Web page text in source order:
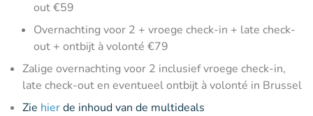
out €59
Overnachting voor 2 + vroege check-in + late check-
out + ontbijt à volonté €79
Zalige overnachting voor 2 inclusief vroege check-in,
late check-out en eventueel ontbijt à volonté in Brussel
Zie hierde inhoud van de multideals